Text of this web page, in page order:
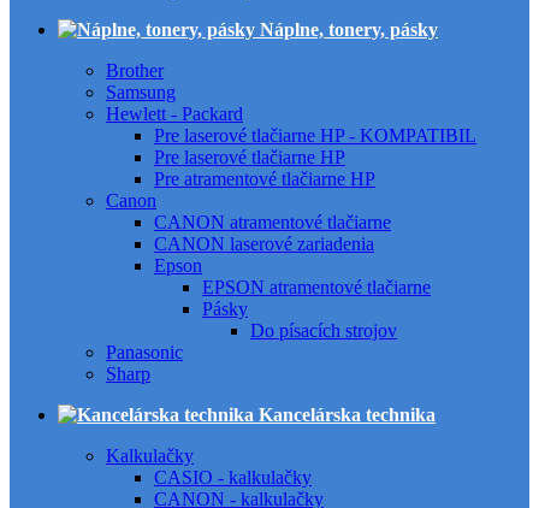
Náplne, tonery, pásky
Brother
Samsung
Hewlett - Packard
Pre laserové tlačiarne HP - KOMPATIBIL
Pre laserové tlačiarne HP
Pre atramentové tlačiarne HP
Canon
CANON atramentové tlačiarne
CANON laserové zariadenia
Epson
EPSON atramentové tlačiarne
Pásky
Do písacích strojov
Panasonic
Sharp
Kancelárska technika
Kalkulačky
CASIO - kalkulačky
CANON - kalkulačky